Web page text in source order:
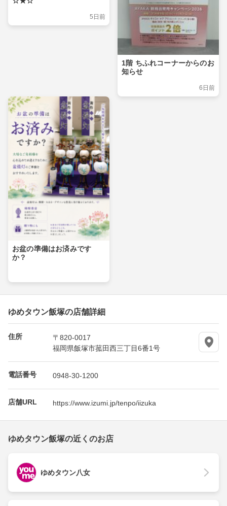
5日前
1階 ちふれコーナーからのお
知らせ
6日前
お盆の準備はお済みです
か？
ゆめタウン飯塚の店舗詳細
住所
〒820-0017
福岡県飯塚市菰田西三丁目6番1号
電話番号 0948-30-1200
店舗URL https://www.izumi.jp/tenpo/iizuka
ゆめタウン飯塚の近くのお店
ゆめタウン八女